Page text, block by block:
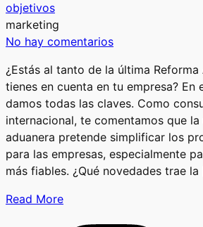
objetivos
marketing
No hay comentarios
¿Estás al tanto de la última Reforma
tienes en cuenta en tu empresa?
damos todas las claves. Como
internacional, te comentamos que
aduanera pretende simplificar los
para las empresas, especialmente
más fiables. ¿Qué novedades trae
Read More